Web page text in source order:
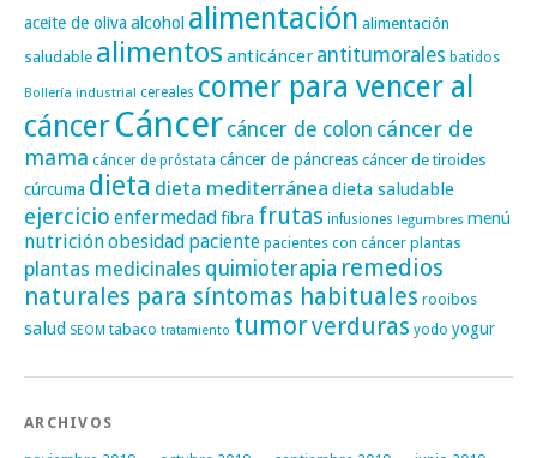
aceite de oliva alcohol alimentación alimentación
saludable alimentos anticáncer antitumorales batidos
Bollería industrial cereales comer para vencer al
cáncerCáncer cáncer de colon cáncer de
mama cáncer de próstata cáncer de páncreascáncer de tiroides
cúrcuma dieta dieta mediterránea dieta saludable
ejercicio enfermedadfibra frutas infusiones legumbres menú
nutriciónobesidad paciente pacientes con cáncer plantas
plantas medicinales quimioterapia remedios
naturales para síntomas habituales rooibos
salud SEOM tabaco tratamiento tumorverduras yodo yogur
ARCHIVOS